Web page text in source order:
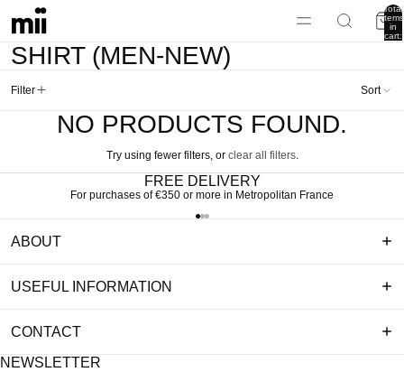
Total
items
in
cart:
SHIRT (MEN-NEW)
Filter Sort
NO PRODUCTS FOUND.
Try using fewer filters, or clear all filters.
FREE DELIVERY
For purchases of €350 or more in Metropolitan France
ABOUT
USEFUL INFORMATION
CONTACT
NEWSLETTER